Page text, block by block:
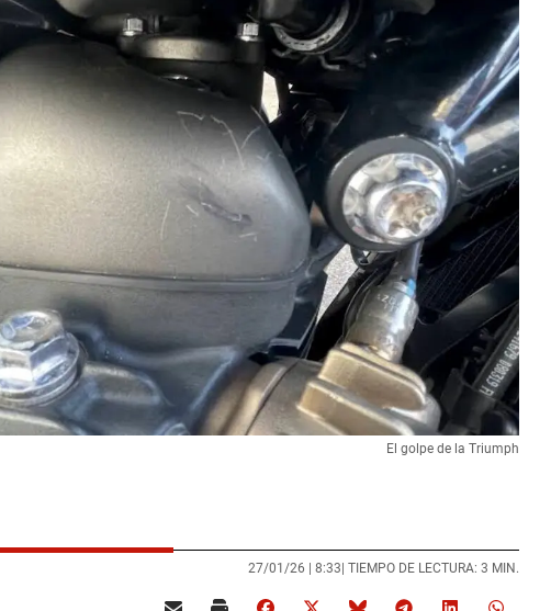
El golpe de la Triumph
27/01/26 | 8:33| TIEMPO DE LECTURA: 3 MIN.